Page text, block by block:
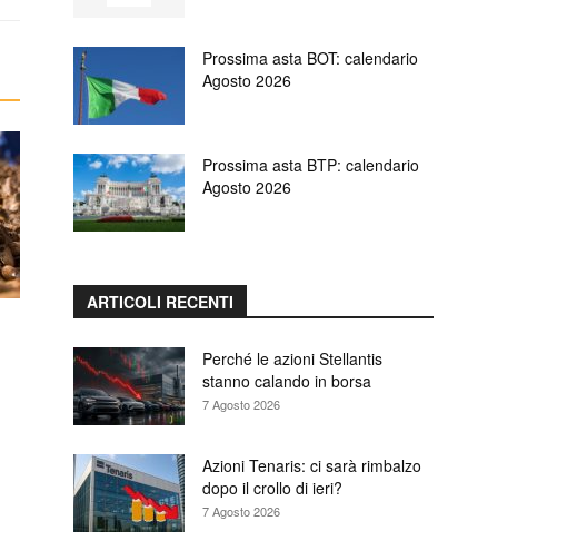
Prossima asta BOT: calendario
Agosto 2026
Prossima asta BTP: calendario
Agosto 2026
ARTICOLI RECENTI
Perché le azioni Stellantis
stanno calando in borsa
7 Agosto 2026
Azioni Tenaris: ci sarà rimbalzo
dopo il crollo di ieri?
7 Agosto 2026